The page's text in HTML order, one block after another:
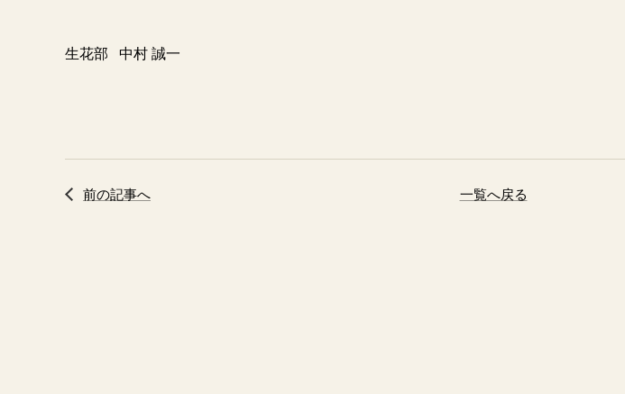
生花部 中村 誠一
前の記事へ 一覧へ戻る